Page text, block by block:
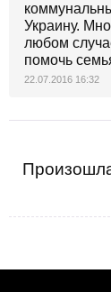
Украину.
любом
помочь
22.07.2016 16:32